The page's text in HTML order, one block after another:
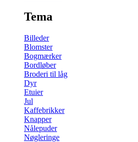
Tema
Billeder
Blomster
Bogmærker
Bordløber
Broderi til låg
Dyr
Etuier
Jul
Kaffebrikker
Knapper
Nålepuder
Nøgleringe